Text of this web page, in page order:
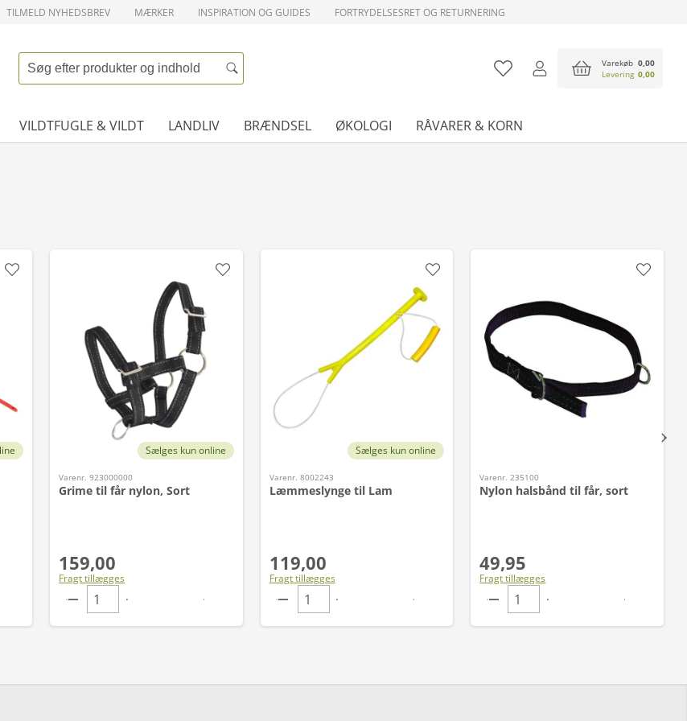
TILMELD NYHEDSBREV MÆRKER INSPIRATION OG GUIDES FORTRYDELSESRET OG RETURNERING
Varekøb 0,00
Levering 0,00
VILDTFUGLE & VILDT LANDLIV BRÆNDSEL ØKOLOGI RÅVARER & KORN
Sælges kun online
Varenr. 923000000
Grime til får nylon, Sort
159,00
Fragt tillægges
Sælges kun online
Varenr. 8002243
Læmmeslynge til Lam
119,00
Fragt tillægges
Varenr. 235100
Nylon halsbånd til får, sort
49,95
Fragt tillægges